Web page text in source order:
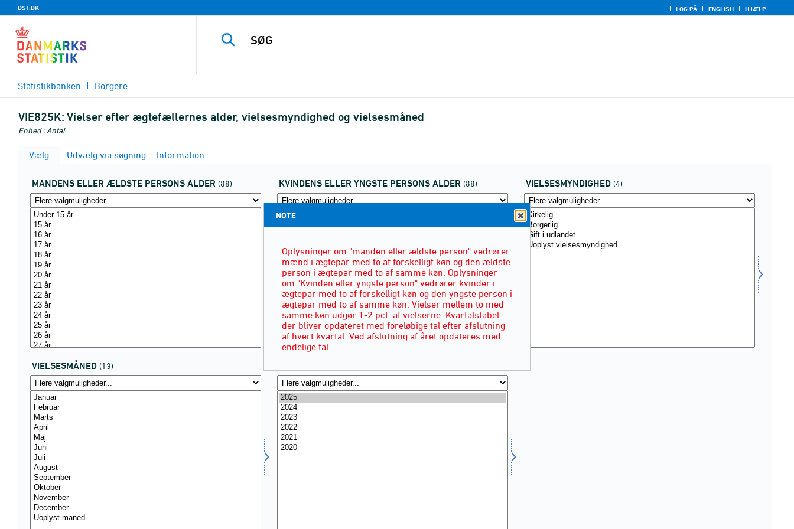
DST.DK LOG PÅ ENGLISH HJÆLP
Statistikbanken Borgere
VIE825K: Vielser efter ægtefællernes alder, vielsesmyndighed og vielsesmåned
Enhed : Antal
Vælg Udvælg via søgning Information
MANDENS ELLER ÆLDSTE PERSONS ALDER (88) KVINDENS ELLER YNGSTE PERSONS ALDER (88) VIELSESMYNDIGHED (4)
VIELSESMÅNED (13)
NOTE
Oplysninger om "manden eller ældste person" vedrører
mænd i ægtepar med to af forskelligt køn og den ældste
person i ægtepar med to af samme køn. Oplysninger
om "Kvinden eller yngste person" vedrører kvinder i
ægtepar med to af forskelligt køn og den yngste person i
ægtepar med to af samme køn. Vielser mellem to med
samme køn udgør 1-2 pct. af vielserne. Kvartalstabel
der bliver opdateret med foreløbige tal efter afslutning
af hvert kvartal. Ved afslutning af året opdateres med
endelige tal.